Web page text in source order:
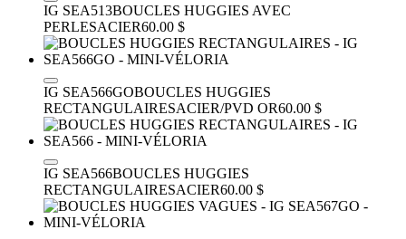
IG SEA513BOUCLES HUGGIES AVEC
PERLESACIER60.00 $
IG SEA566GOBOUCLES HUGGIES
RECTANGULAIRESACIER/PVD OR60.00 $
IG SEA566BOUCLES HUGGIES
RECTANGULAIRESACIER60.00 $